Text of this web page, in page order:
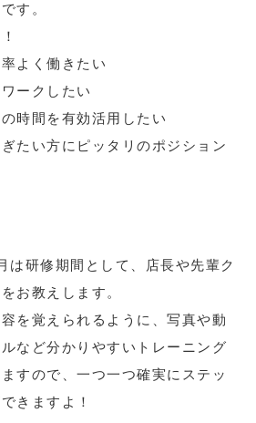
す。
よく働きたい
ークしたい
時間を有効活用したい
たい方にピッタリのポジション
は研修期間として、店長や先輩ク
お教えします。
を覚えられるように、写真や動
など分かりやすいトレーニング
すので、一つ一つ確実にステッ
きますよ！